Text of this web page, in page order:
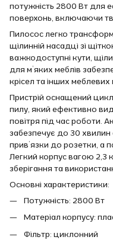
потужність 2800 Вт для
поверхонь, включаючи
Пилосос легко
щілинній насадці зі
важкодоступні кути,
для м’яких меблів
крісел та інших
Пристрій оснащений
пилу, який ефективно
повітря під час роботи.
забезпечує до 30
прив’язки до розетки, а
Легкий корпус вагою 2,3
зберігання та
Основні характеристики:
Потужність: 2800 Вт
Матеріал корпусу:
Фільтр: циклонний